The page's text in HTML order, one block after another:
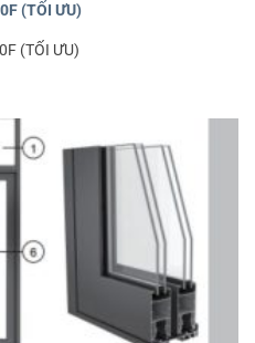
(TỐI ƯU)
(TỐI ƯU)